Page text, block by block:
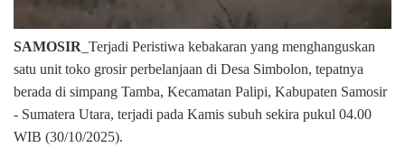
SAMOSIR _Terjadi Peristiwa kebakaran yang menghanguskan
satu unit toko grosir perbelanjaan di Desa Simbolon, tepatnya
berada di simpang Tamba, Kecamatan Palipi, Kabupaten Samosir
- Sumatera Utara, terjadi pada Kamis subuh sekira pukul 04.00
WIB (30/10/2025).